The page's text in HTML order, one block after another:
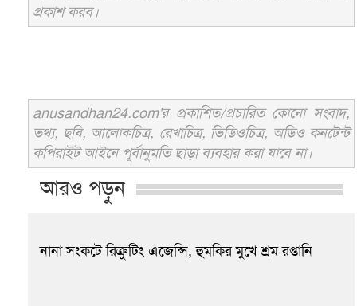
প্রকাশ করব।
anusandhan24.com'র প্রকাশিত/প্রচারিত কোনো সংবাদ,
তথ্য, ছবি, আলোকচিত্র, রেখাচিত্র, ভিডিওচিত্র, অডিও কনটেন্ট
কপিরাইট আইনে পূর্বানুমতি ছাড়া ব্যবহার করা যাবে না।
আরও পড়ুন
নানা সংকটে রিক্রুটিং এজেন্সি, হুমকির মুখে শ্রম রপ্তানি